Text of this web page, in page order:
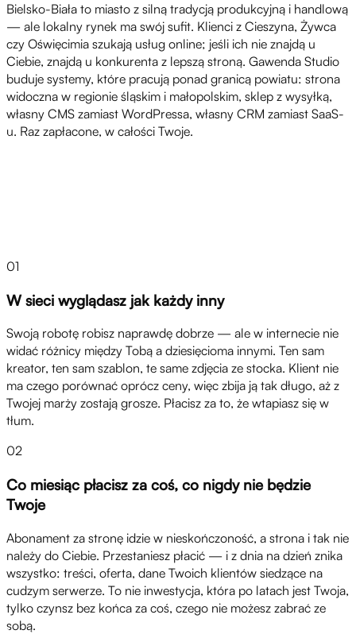
Bielsko-Biała to miasto z silną tradycją produkcyjną i handlową
— ale lokalny rynek ma swój sufit. Klienci z Cieszyna, Żywca
czy Oświęcimia szukają usług online; jeśli ich nie znajdą u
Ciebie, znajdą u konkurenta z lepszą stroną. Gawenda Studio
buduje systemy, które pracują ponad granicą powiatu: strona
widoczna w regionie śląskim i małopolskim, sklep z wysyłką,
własny CMS zamiast WordPressa, własny CRM zamiast SaaS-
u. Raz zapłacone, w całości Twoje.
01
W sieci wyglądasz jak każdy inny
Swoją robotę robisz naprawdę dobrze — ale w internecie nie
widać różnicy między Tobą a dziesięcioma innymi. Ten sam
kreator, ten sam szablon, te same zdjęcia ze stocka. Klient nie
ma czego porównać oprócz ceny, więc zbija ją tak długo, aż z
Twojej marży zostają grosze. Płacisz za to, że wtapiasz się w
tłum.
02
Co miesiąc płacisz za coś, co nigdy nie będzie
Twoje
Abonament za stronę idzie w nieskończoność, a strona i tak nie
należy do Ciebie. Przestaniesz płacić — i z dnia na dzień znika
wszystko: treści, oferta, dane Twoich klientów siedzące na
cudzym serwerze. To nie inwestycja, która po latach jest Twoja,
tylko czynsz bez końca za coś, czego nie możesz zabrać ze
sobą.